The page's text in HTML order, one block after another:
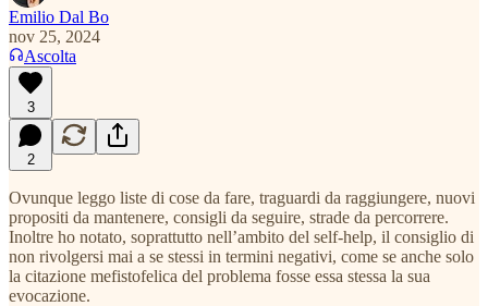
Emilio Dal Bo
nov 25, 2024
Ascolta
3
2
Ovunque leggo liste di cose da fare, traguardi da raggiungere, nuovi
propositi da mantenere, consigli da seguire, strade da percorrere.
Inoltre ho notato, soprattutto nell’ambito del self-help, il consiglio di
non rivolgersi mai a se stessi in termini negativi, come se anche solo
la citazione mefistofelica del problema fosse essa stessa la sua
evocazione.